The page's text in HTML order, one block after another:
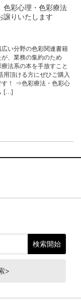
色彩心理・色彩療法
譲りいたします
い分野の色彩関連書籍
、業務の集約のため
法系の本を手放すこと
用頂ける方にぜひご購入
す！ ⇒色彩療法・色彩心
[…]
>